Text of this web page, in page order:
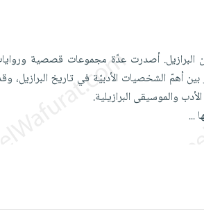
قاصّة وروائيّة من البرازيل. أصدرت عدّة مجموعات قصصية
أهمّ الشخصيات الأدبيّة في تاريخ البرازيل،
والموسيقى البرازيلية.
...